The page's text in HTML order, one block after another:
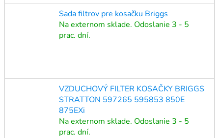
Sada filtrov pre kosačku Briggs
Na externom sklade. Odoslanie 3 - 5
prac. dní.
VZDUCHOVÝ FILTER KOSAČKY BRIGGS
STRATTON 597265 595853 850E
875EXi
Na externom sklade. Odoslanie 3 - 5
prac. dní.